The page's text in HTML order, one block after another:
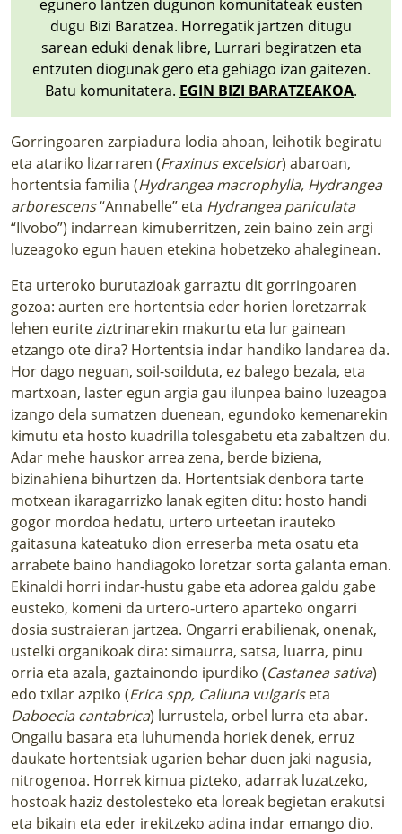
egunero lantzen dugunon komunitateak eusten
dugu Bizi Baratzea. Horregatik jartzen ditugu
sarean eduki denak libre, Lurrari begiratzen eta
entzuten diogunak gero eta gehiago izan gaitezen.
Batu komunitatera. EGIN BIZI BARATZEAKOA.
Gorringoaren zarpiadura lodia ahoan, leihotik begiratu
eta atariko lizarraren (Fraxinus excelsior) abaroan,
hortentsia familia (Hydrangea macrophylla, Hydrangea
arborescens“Annabelle” eta Hydrangea paniculata
“Ilvobo”) indarrean kimuberritzen, zein baino zein argi
luzeagoko egun hauen etekina hobetzeko ahaleginean.
Eta urteroko burutazioak garraztu dit gorringoaren
gozoa: aurten ere hortentsia eder horien loretzarrak
lehen eurite ziztrinarekin makurtu eta lur gainean
etzango ote dira? Hortentsia indar handiko landarea da.
Hor dago neguan, soil-soilduta, ez balego bezala, eta
martxoan, laster egun argia gau ilunpea baino luzeagoa
izango dela sumatzen duenean, egundoko kemenarekin
kimutu eta hosto kuadrilla tolesgabetu eta zabaltzen du.
Adar mehe hauskor arrea zena, berde biziena,
bizinahiena bihurtzen da. Hortentsiak denbora tarte
motxean ikaragarrizko lanak egiten ditu: hosto handi
gogor mordoa hedatu, urtero urteetan irauteko
gaitasuna kateatuko dion erreserba meta osatu eta
arrabete baino handiagoko loretzar sorta galanta eman.
Ekinaldi horri indar-hustu gabe eta adorea galdu gabe
eusteko, komeni da urtero-urtero aparteko ongarri
dosia sustraieran jartzea. Ongarri erabilienak, onenak,
ustelki organikoak dira: simaurra, satsa, luarra, pinu
orria eta azala, gaztainondo ipurdiko (Castanea sativa)
edo txilar azpiko (Erica spp, Calluna vulgariseta
Daboecia cantabrica) lurrustela, orbel lurra eta abar.
Ongailu basara eta luhumenda horiek denek, erruz
daukate hortentsiak ugarien behar duen jaki nagusia,
nitrogenoa. Horrek kimua pizteko, adarrak luzatzeko,
hostoak haziz destolesteko eta loreak begietan erakutsi
eta bikain eta eder irekitzeko adina indar emango dio.